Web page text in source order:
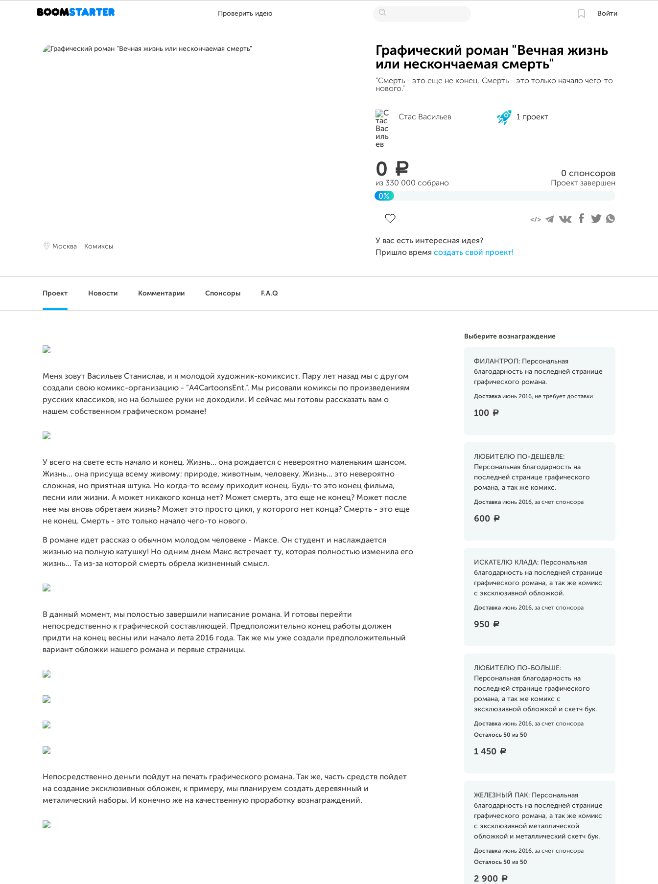
Проверить идею Войти
Москва Комиксы
Графический роман "Вечная жизнь
или нескончаемая смерть"
"Смерть - это еще не конец. Смерть - это только начало чего-то
нового."
Стас Васильев 1 проект
0 a
из 330 000 собрано
0 спонсоров
Проект завершен
0%
У вас есть интересная идея?
Пришло время создать свой проект!
Проект Новости Комментарии Спонсоры F.A.Q
Выберите вознаграждение
ФИЛАНТРОП: Персональная
благодарность на последней странице
графического романа.
Доставка июнь 2016, не требует доставки
100 a
ЛЮБИТЕЛЮ ПО-ДЕШЕВЛЕ:
Персональная благодарность на
последней странице графического
романа, а так же комикс.
Доставка июнь 2016, за счет спонсора
600 a
ИСКАТЕЛЮ КЛАДА: Персональная
благодарность на последней странице
графического романа, а так же комикс
с эксклюзивной обложкой.
Доставка июнь 2016, за счет спонсора
950 a
ЛЮБИТЕЛЮ ПО-БОЛЬШЕ:
Персональная благодарность на
последней странице графического
романа, а так же комикс с
эксклюзивной обложкой и скетч бук.
Доставка июнь 2016, за счет спонсора
Осталось 50 из 50
1 450 a
ЖЕЛЕЗНЫЙ ПАК: Персональная
благодарность на последней странице
графического романа, а так же комикс
с эксклюзивной металлической
обложкой и металлический скетч бук.
Доставка июнь 2016, за счет спонсора
Осталось 50 из 50
2 900 a
Меня зовут Васильев Станислав, и я молодой художник-комиксист. Пару лет назад мы с другом
создали свою комикс-организацию - "A4CartoonsEnt.". Мы рисовали комиксы по произведениям
русских классиков, но на большее руки не доходили. И сейчас мы готовы рассказать вам о
нашем собственном графическом романе!
У всего на свете есть начало и конец. Жизнь... она рождается с невероятно маленьким шансом.
Жизнь... она присуща всему живому: природе, животным, человеку. Жизнь... это невероятно
сложная, но приятная штука. Но когда-то всему приходит конец. Будь-то это конец фильма,
песни или жизни. А может никакого конца нет? Может смерть, это еще не конец? Может после
нее мы вновь обретаем жизнь? Может это просто цикл, у которого нет конца? Смерть - это еще
не конец. Смерть - это только начало чего-то нового.
В романе идет рассказ о обычном молодом человеке - Максе. Он студент и наслаждается
жизнью на полную катушку! Но одним днем Макс встречает ту, которая полностью изменила его
жизнь... Та из-за которой смерть обрела жизненный смысл.
В данный момент, мы полостью завершили написание романа. И готовы перейти
непосредственно к графической составляющей. Предположительно конец работы должен
придти на конец весны или начало лета 2016 года. Так же мы уже создали предположительный
вариант обложки нашего романа и первые страницы.
Непосредственно деньги пойдут на печать графического романа. Так же, часть средств пойдет
на создание эксклюзивных обложек, к примеру, мы планируем создать деревянный и
металический наборы. И конечно же на качественную проработку вознаграждений.